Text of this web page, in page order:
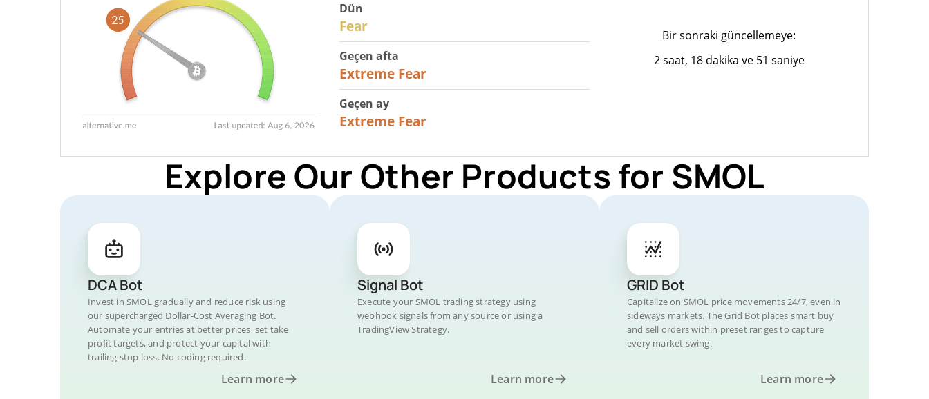
Dün
Fear
Geçen afta
Extreme Fear
Geçen ay
Extreme Fear
Bir sonraki güncellemeye:
2 saat, 18 dakika ve 51 saniye
Explore Our Other Products for SMOL
DCA Bot
Invest in SMOL gradually and reduce risk using
our supercharged Dollar-Cost Averaging Bot.
Automate your entries at better prices, set take
profit targets, and protect your capital with
trailing stop loss. No coding required.
Learn more
Signal Bot
Execute your SMOL trading strategy using
webhook signals from any source or using a
TradingView Strategy.
Learn more
GRID Bot
Capitalize on SMOL price movements 24/7, even in
sideways markets. The Grid Bot places smart buy
and sell orders within preset ranges to capture
every market swing.
Learn more